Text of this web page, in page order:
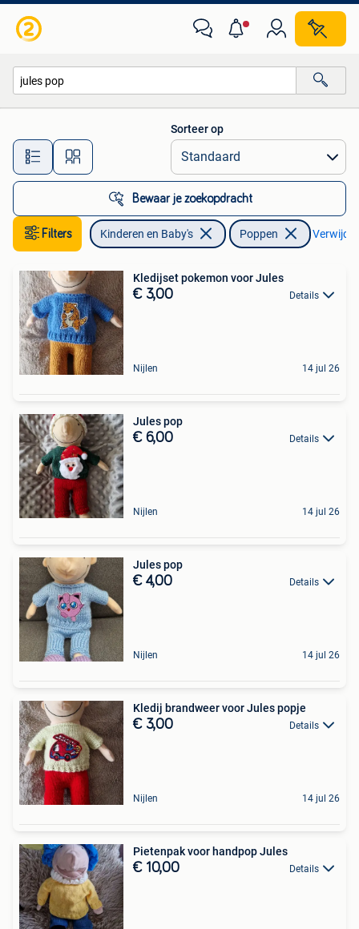
Alle afstanden…
Sorteer op
Bewaar je zoekopdracht
Filters Kinderen en Baby's Poppen
Kledijset pokemon voor Jules
€ 3,00 Details
Nijlen 14 jul 26
Jules pop
€ 6,00 Details
Nijlen 14 jul 26
Jules pop
€ 4,00 Details
Nijlen 14 jul 26
Kledij brandweer voor Jules popje
€ 3,00 Details
Nijlen 14 jul 26
Pietenpak voor handpop Jules
€ 10,00 Details